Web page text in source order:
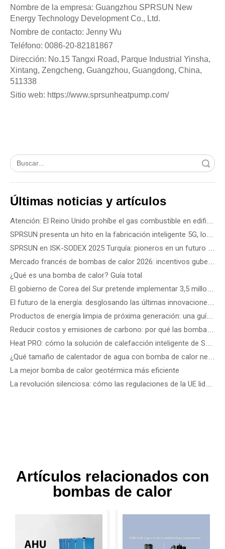
Nombre de la empresa: Guangzhou SPRSUN New
Energy Technology Development Co., Ltd.
Nombre de contacto: Jenny Wu
Teléfono: 0086-20-82181867
Dirección: No.15 Tangxi Road, Parque Industrial Yinsha,
Xintang, Zengcheng, Guangzhou, Guangdong, China,
511338
Sitio web: https://www.sprsunheatpump.com/
Últimas noticias y artículos
¿Qué es una bomba de calor? Guía total
Productos de energía limpia de próxima generación: una guía de los últimos dispositivos de energía eólica, solar de precisión y renovable
La mejor bomba de calor geotérmica más eficiente
Artículos relacionados con
bombas de calor